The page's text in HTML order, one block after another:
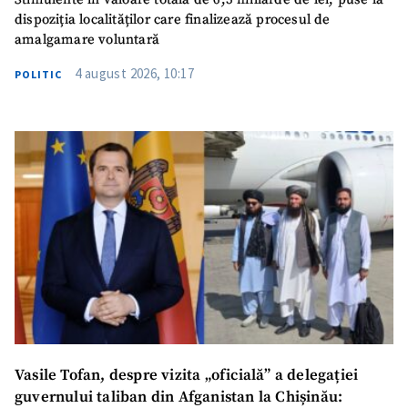
dispoziția localităților care finalizează procesul de
amalgamare voluntară
POLITIC 4 august 2026, 10:17
Vasile Tofan, despre vizita „oficială” a delegației
guvernului taliban din Afganistan la Chișinău: